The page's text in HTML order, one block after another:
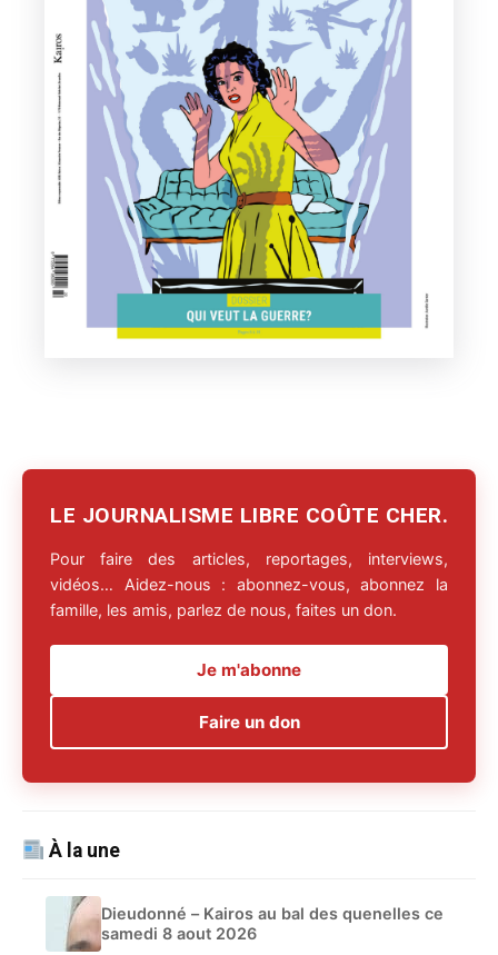
LE JOURNALISME LIBRE COÛTE CHER.
Pour faire des articles, reportages, interviews,
vidéos… Aidez-nous : abonnez-vous, abonnez la
famille, les amis, parlez de nous, faites un don.
Je m'abonne
Faire un don
À la une
Dieudonné – Kairos au bal des quenelles ce
samedi 8 aout 2026